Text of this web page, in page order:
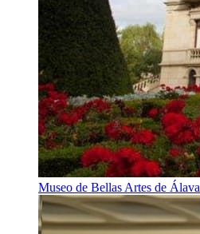
Museo de Bellas Artes de Álava